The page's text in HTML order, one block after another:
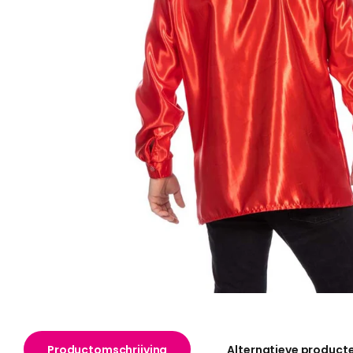
Productomschrijving Alternatieve